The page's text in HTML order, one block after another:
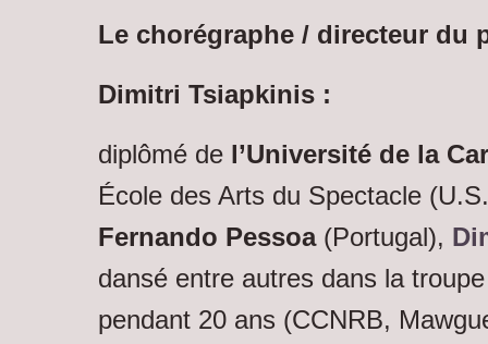
Le chorégraphe / directeur du
Dimitri Tsiapkinis :
diplômé de l’Université de la
École des Arts du Spectacle
Fernando Pessoa (Portugal),
dansé entre autres dans la
pendant 20 ans (CCNRB,